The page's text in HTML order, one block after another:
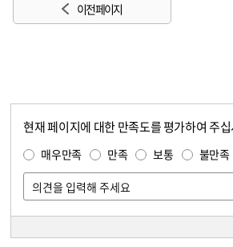
이전 페이지
현재 페이지에 대한 만족도를 평가하여 주
매우만족 만족 보통 불만족